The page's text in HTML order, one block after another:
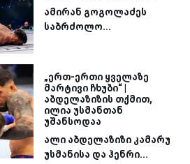
ამირან გოგოლაძეს
საბრძოლო...
„ერთ-ერთი ყველაზე
მარტივი ჩხუბი“ |
აბდელაზიზის თქმით,
ილია უსმანთან
უშანსოდაა
ალი აბდელაზიზი კამარუ
უსმანისა და ჰენრი...